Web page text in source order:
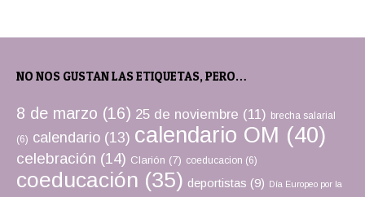
NO NOS GUSTAN LAS ETIQUETAS, PERO…
8 de marzo (16) 25 de noviembre (11) brecha salarial
(6) calendario (13) calendario OM (40)
celebración (14) Clarión (7) coeducacion (6)
coeducación (35) deportistas (9) Día Europeo por la